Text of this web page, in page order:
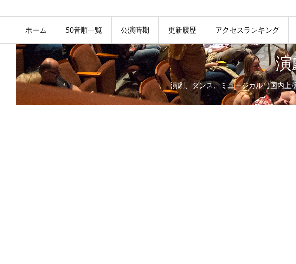
ホーム 50音順一覧 公演時期 更新履歴 アクセスランキング
演劇、ダンス、ミュージカル（国内上